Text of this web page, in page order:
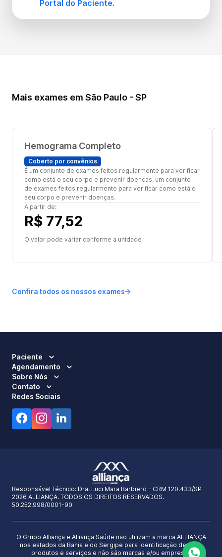
Portal do Paciente.
Mais exames em São Paulo - SP
Hemograma Completo
Coberto por convênios
É um conjunto de exames feitos regularmente para verificar
como está o seu corpo e prevenir doenças. um conjunto
de exames feitos regularmente para verificar como está o
seu corpo e prevenir doenças.
A partir de:
R$ 77,52
O valor pode variar conforme a unidade
Confira todos os nossos exames
Paciente
Agendamento
Sobre Nós
Contato
Redes Sociais
Responsável Técnico: Dra. Luci Mara Barbiero – CRM 120.433/SP
2026 ALLIANÇA. TODOS OS DIREITOS RESERVADOS.
50.252.998/0001-90
O Grupo Alliança e Alliança Saúde não utilizam a marca ALLIANÇA
nos estados da Bahia e do Sergipe para identificação de seus
produtos e serviços e não são marcas e/ou empresas